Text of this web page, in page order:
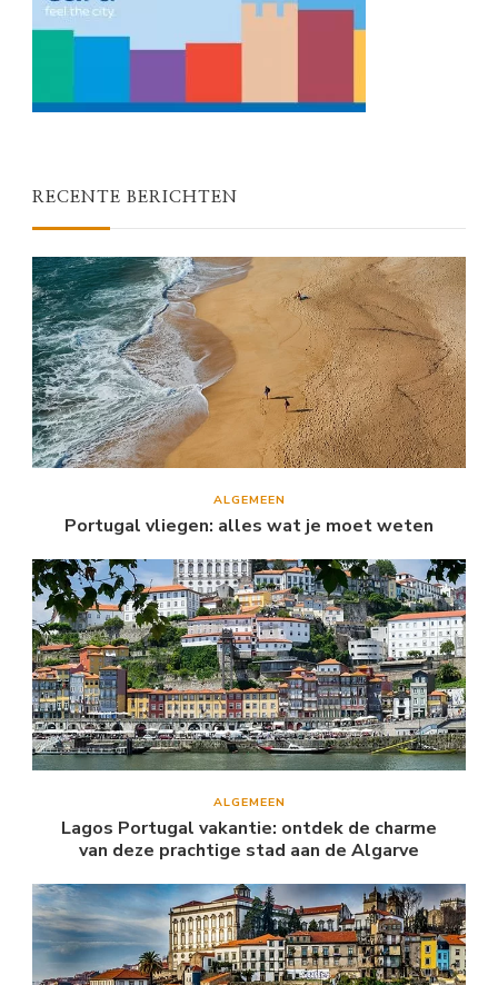
RECENTE BERICHTEN
ALGEMEEN
Portugal vliegen: alles wat je moet weten
ALGEMEEN
Lagos Portugal vakantie: ontdek de charme
van deze prachtige stad aan de Algarve